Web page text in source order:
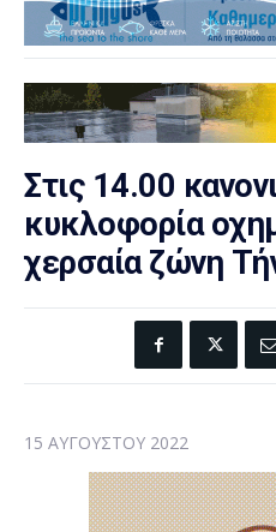
Στις 14.00
κυκλοφορία
χερσαία ζώνη
15 ΑΥΓΟΎΣΤΟΥ 2022